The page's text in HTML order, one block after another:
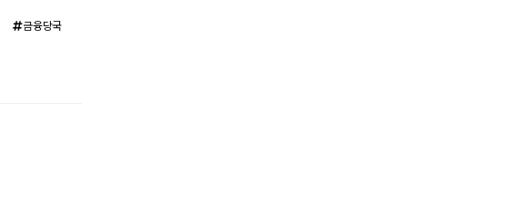
금융당국